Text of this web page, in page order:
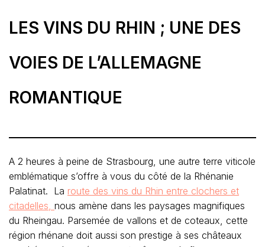
LES VINS DU RHIN ; UNE DES
VOIES DE L’ALLEMAGNE
ROMANTIQUE
A 2 heures à peine de Strasbourg, une autre terre viticole
emblématique s’offre à vous du côté de la Rhénanie
Palatinat. La route des vins du Rhin entre clochers et
citadelles, nous amène dans les paysages magnifiques
du Rheingau. Parsemée de vallons et de coteaux, cette
région rhénane doit aussi son prestige à ses châteaux